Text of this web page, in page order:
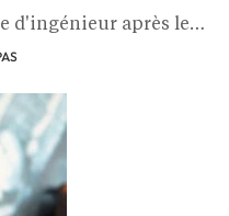
d'ingénieur après le…